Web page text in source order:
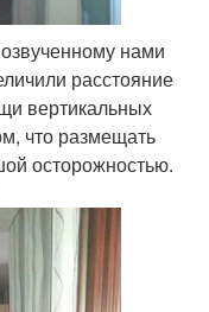
нами
расстояние
вертикальных
что размещать
осторожностью.